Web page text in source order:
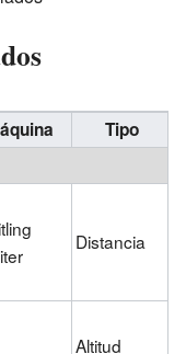
Tipo
Distancia
Altitud